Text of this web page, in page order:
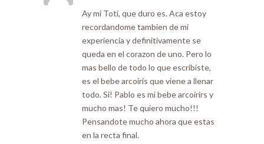
Ay mi Toti, que duro es. Aca estoy
recordandome tambien de mi
experiencia y definitivamente se
queda en el corazon de uno. Pero lo
mas bello de todo lo que escribiste,
es el bebe arcoiris que viene a llenar
todo. Si! Pablo es mi bebe arcoirirs y
mucho mas! Te quiero mucho!!!
Pensandote mucho ahora que estas
en la recta final.